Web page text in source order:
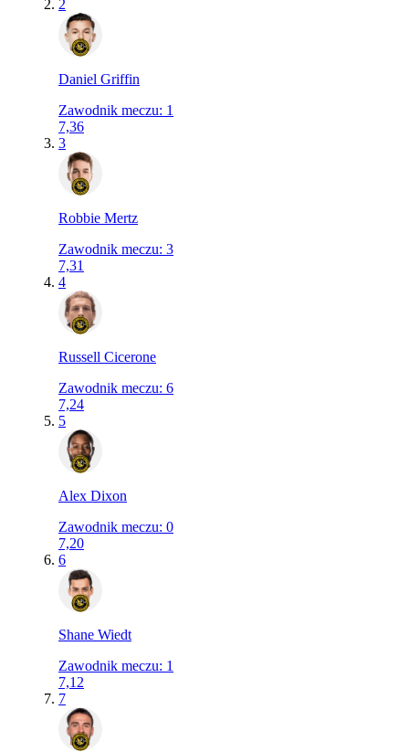
2
Daniel Griffin
Zawodnik meczu: 1
7,36
3
Robbie Mertz
Zawodnik meczu: 3
7,31
4
Russell Cicerone
Zawodnik meczu: 6
7,24
5
Alex Dixon
Zawodnik meczu: 0
7,20
6
Shane Wiedt
Zawodnik meczu: 1
7,12
7